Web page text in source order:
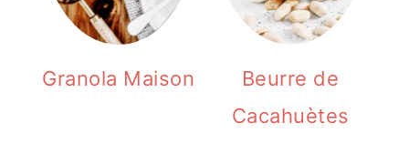
Granola Maison
Beurre de
Cacahuètes